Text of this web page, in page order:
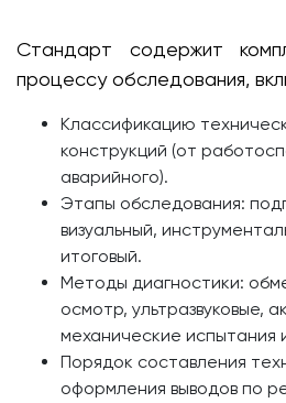
Стандарт содержит
процессу обследования,
Классификацию
конструкций (от
аварийного).
Этапы обследования:
визуальный,
итоговый.
Методы диагностики:
осмотр, ультразвуковые,
механические испытания
Порядок составления
оформления выводов по